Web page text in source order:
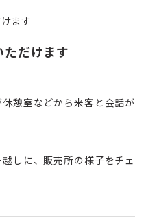
だけます
憩室などから来客と会話が
しに、販売所の様子をチェ